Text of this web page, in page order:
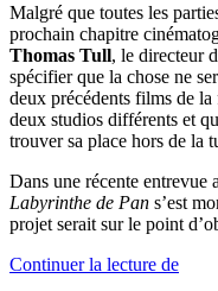
Malgré que toutes les
prochain chapitre
Thomas Tull, le directeur
spécifier que la chose ne
deux précédents films de
deux studios différents et
trouver sa place hors de la
Dans une récente entrevue
Labyrinthe de Pan s’est
projet serait sur le point
Continuer la lecture de«